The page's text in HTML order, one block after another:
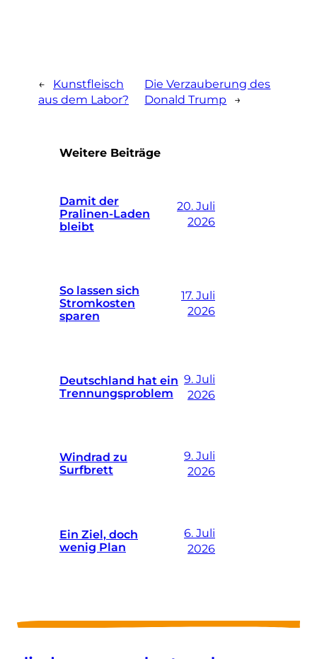
←
Kunstfleisch
aus dem Labor?
Die Verzauberung des
Donald Trump
→
Weitere Beiträge
Damit der
Pralinen-Laden
bleibt
20. Juli
2026
So lassen sich
Stromkosten
sparen
17. Juli
2026
Deutschland hat ein
Trennungsproblem
9. Juli
2026
Windrad zu
Surfbrett
9. Juli
2026
Ein Ziel, doch
wenig Plan
6. Juli
2026